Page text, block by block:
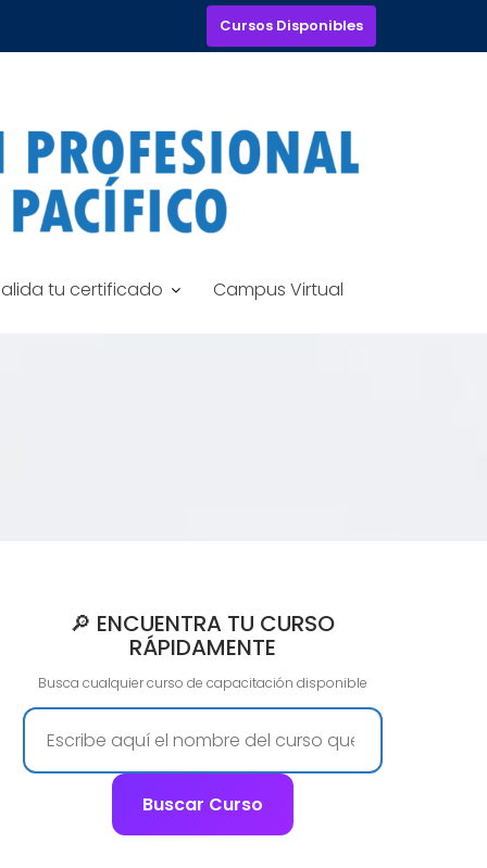
Cursos Disponibles
tu certificado Campus Virtual
🔎 ENCUENTRA TU CURSO
RÁPIDAMENTE
Busca cualquier curso de capacitación disponible
Buscar Curso